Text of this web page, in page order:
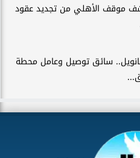
موقف الأهلي من تجديد عقود
سائق توصيل وعامل محطة